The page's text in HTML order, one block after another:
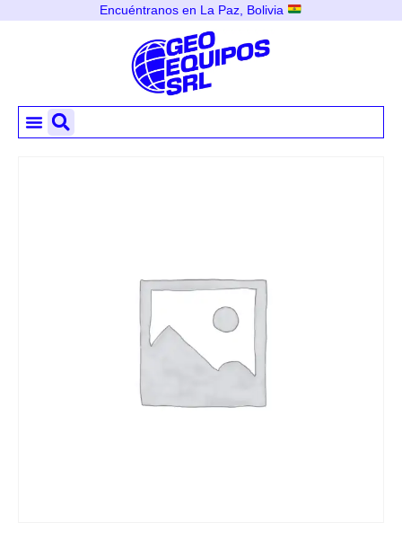
Encuéntranos en La Paz, Bolivia